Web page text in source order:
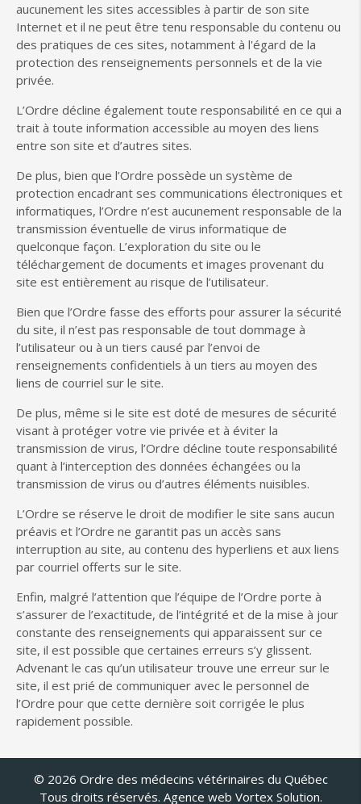
aucunement les sites accessibles à partir de son site
Internet et il ne peut être tenu responsable du contenu ou
des pratiques de ces sites, notamment à l'égard de la
protection des renseignements personnels et de la vie
privée.
L’Ordre décline également toute responsabilité en ce qui a
trait à toute information accessible au moyen des liens
entre son site et d’autres sites.
De plus, bien que l’Ordre possède un système de
protection encadrant ses communications électroniques et
informatiques, l’Ordre n’est aucunement responsable de la
transmission éventuelle de virus informatique de
quelconque façon. L’exploration du site ou le
téléchargement de documents et images provenant du
site est entièrement au risque de l’utilisateur.
Bien que l’Ordre fasse des efforts pour assurer la sécurité
du site, il n’est pas responsable de tout dommage à
l’utilisateur ou à un tiers causé par l’envoi de
renseignements confidentiels à un tiers au moyen des
liens de courriel sur le site.
De plus, même si le site est doté de mesures de sécurité
visant à protéger votre vie privée et à éviter la
transmission de virus, l’Ordre décline toute responsabilité
quant à l’interception des données échangées ou la
transmission de virus ou d’autres éléments nuisibles.
L’Ordre se réserve le droit de modifier le site sans aucun
préavis et l’Ordre ne garantit pas un accès sans
interruption au site, au contenu des hyperliens et aux liens
par courriel offerts sur le site.
Enfin, malgré l’attention que l’équipe de l’Ordre porte à
s’assurer de l’exactitude, de l’intégrité et de la mise à jour
constante des renseignements qui apparaissent sur ce
site, il est possible que certaines erreurs s’y glissent.
Advenant le cas qu’un utilisateur trouve une erreur sur le
site, il est prié de communiquer avec le personnel de
l’Ordre pour que cette dernière soit corrigée le plus
rapidement possible.
© 2026 Ordre des médecins vétérinaires du Québec
Tous droits réservés. Agence web Vortex Solution.